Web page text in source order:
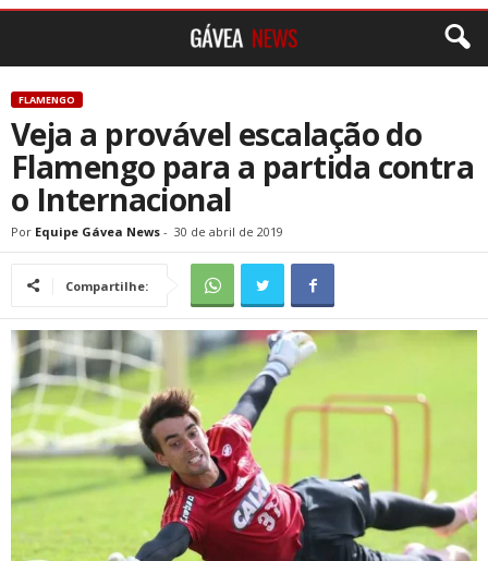
FLAMENGO
Veja a provável escalação do
Flamengo para a partida contra
o Internacional
Por Equipe Gávea News - 30 de abril de 2019
Compartilhe: